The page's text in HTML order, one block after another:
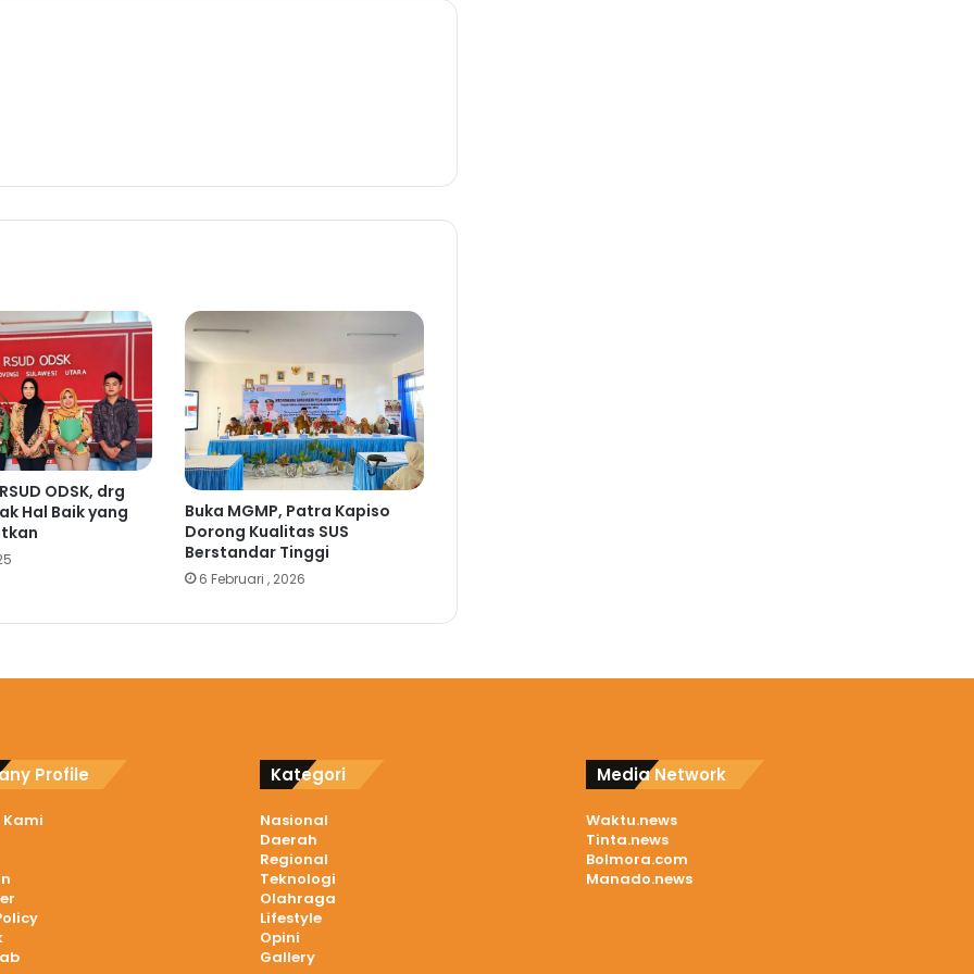
ODSK, drg
Hal Baik yang
Buka MGMP, Patra Kapiso
Dorong Kualitas SUS
Berstandar Tinggi
6 Februari , 2026
Profile Kategori
Nasional
Daerah
Regional
Teknologi
Olahraga
Lifestyle
Opini
Gallery
Media Network
Waktu.news
Tinta.news
Bolmora.com
Manado.news